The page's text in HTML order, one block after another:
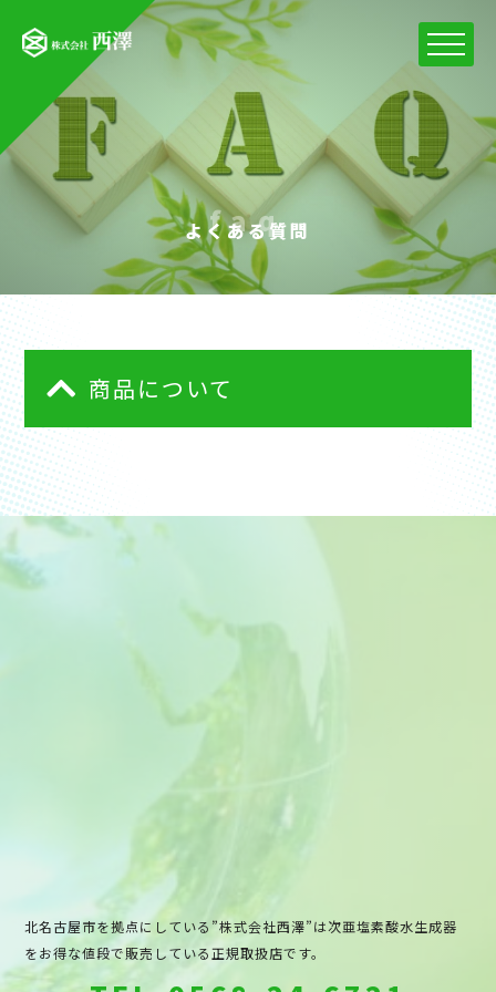
よくある質問
faq
商品について
北名古屋市を拠点にしている”株式会社西澤”は次亜塩素酸水生成器
をお得な値段で販売している正規取扱店です。